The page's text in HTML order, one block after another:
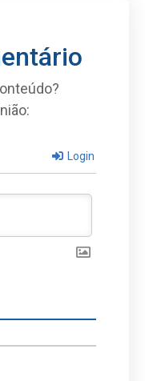
Login